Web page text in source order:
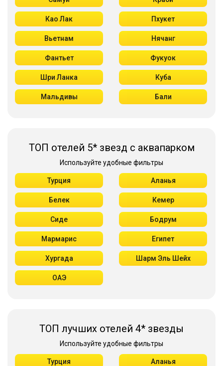
Као Лак Пхукет
Вьетнам Нячанг
Фантьет Фукуок
Шри Ланка Куба
Мальдивы Бали
ТОП отелей 5* звезд с аквапарком
Используйте удобные фильтры
Турция Аланья
Белек Кемер
Сиде Бодрум
Мармарис Египет
Хургада Шарм Эль Шейх
ОАЭ
ТОП лучших отелей 4* звезды
Используйте удобные фильтры
Турция Аланья